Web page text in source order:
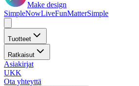
Make design
SimpleNowLiveFunMatterSimple
Tuotteet
Ratkaisut
Asiakirjat
UKK
Ota yhteyttä